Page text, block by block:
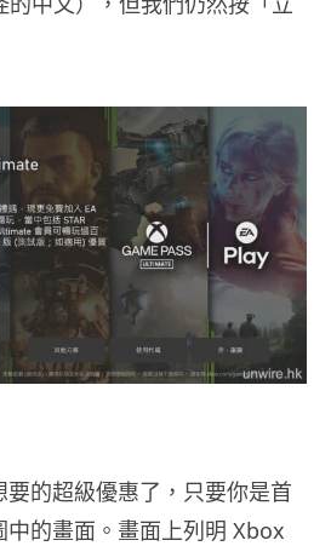
的超級優惠了，只要你是首
中的畫面。畫面上列明 Xbox